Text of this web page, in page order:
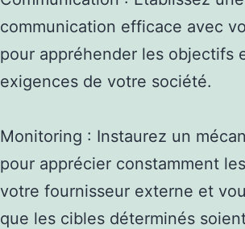
communication efficace avec
pour appréhender les objectifs
exigences de votre société.
Monitoring : Instaurez un
pour apprécier constamment
votre fournisseur externe et
que les cibles déterminés